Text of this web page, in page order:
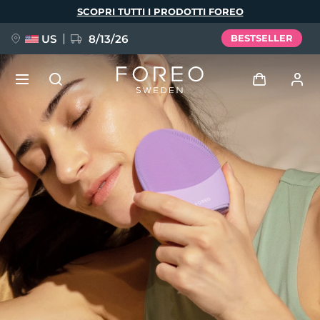
SCOPRI TUTTI I PRODOTTI FOREO
US 8/13/26 BESTSELLER
Profilo utente
I miei dispositivi
I miei ordini
I miei indirizzi
I miei abbonamenti
NUOVO
FAQ™ Pure Beauty-Tech Elixir
BREAKING NEWS
issa™ Teeth Whitening Set
Lingua
English Deutsch
Español
Français
Italiano
Português
Svenska
Русский
Türkçe
简体中文 繁體中文